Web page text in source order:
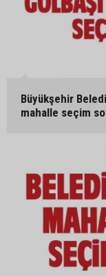
Büyükşehir
mahalle seçim